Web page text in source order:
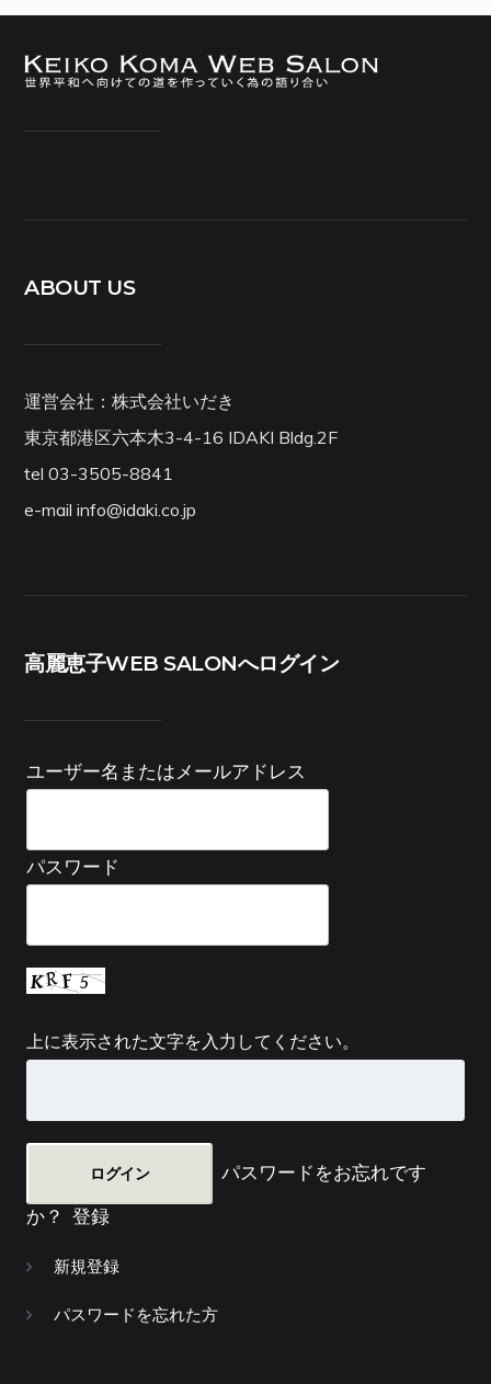
ABOUT US
運営会社：株式会社いだき
東京都港区六本木3-4-16 IDAKI Bldg.2F
tel 03-3505-8841
e-mail info@idaki.co.jp
高麗恵子WEB SALONへログイン
ユーザー名またはメールアドレス
パスワード
上に表示された文字を入力してください。
パスワードをお忘れです
か？ 登録
新規登録
パスワードを忘れた方